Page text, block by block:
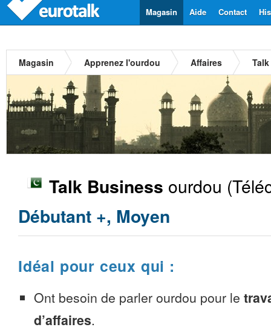
Contact
Aide
Magasin
Magasin Apprenez l'ourdou Affaires
Talk Business ourdou
Débutant +, Moyen
Idéal pour ceux qui :
Ont besoin de parler ourdou pour le
d’affaires.